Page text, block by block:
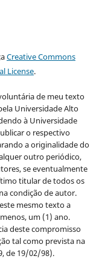
Creative Commons
License.
de meu texto
Universidade Alto
à Universidade
o respectivo
a originalidade do
outro periódico,
se eventualmente
titular de todos os
condição de autor.
mesmo texto a
um (1) ano.
deste compromisso
tal como prevista na
de 19/02/98).